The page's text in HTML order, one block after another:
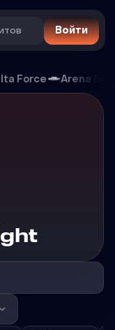
Войти
Force Arena